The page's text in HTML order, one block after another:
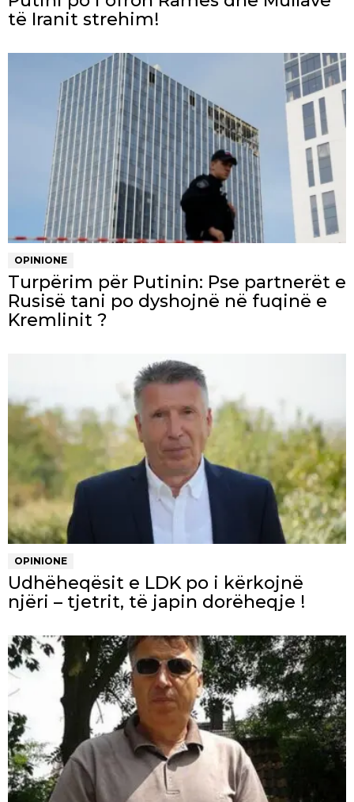
të Iranit strehim!
OPINIONE
Turpërim për Putinin: Pse partnerët e
Rusisë tani po dyshojnë në fuqinë e
Kremlinit ?
OPINIONE
Udhëheqësit e LDK po i kërkojnë
njëri – tjetrit, të japin dorëheqje !